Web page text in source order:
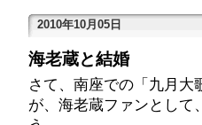
2010年10月05日
海老蔵と結婚
さて、南座での「九月大
が、海老蔵ファンとして